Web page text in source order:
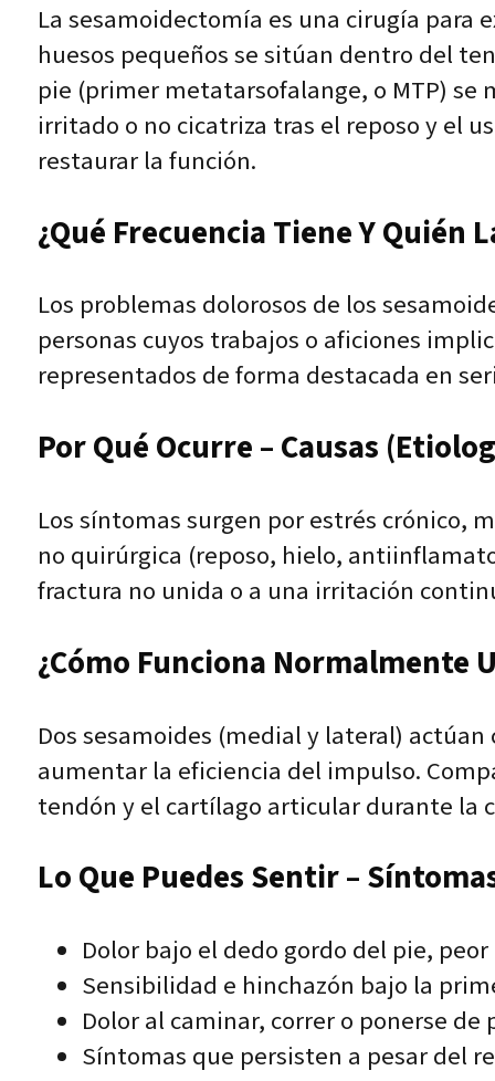
La sesamoidectomía es una cirugía para
huesos pequeños se sitúan dentro del
pie (primer metatarsofalange, o MTP) se
irritado o no cicatriza tras el reposo y el
restaurar la función.
¿Qué Frecuencia Tiene Y Quién
Los problemas dolorosos de los
personas cuyos trabajos o aficiones
representados de forma destacada en
Por Qué Ocurre – Causas
Los síntomas surgen por estrés crónico,
no quirúrgica (reposo, hielo,
fractura no unida o a una irritación
¿Cómo Funciona Normalmente
Dos sesamoides (medial y lateral)
aumentar la eficiencia del impulso.
tendón y el cartílago articular durante la
Lo Que Puedes Sentir –
Dolor bajo el dedo gordo del pie,
Sensibilidad e hinchazón bajo la
Dolor al caminar, correr o ponerse
Síntomas que persisten a pesar del